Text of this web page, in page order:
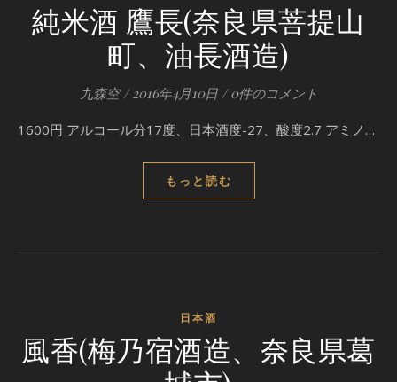
純米酒 鷹長(奈良県菩提山
町、油長酒造)
九森空 / 2016年4月10日 / 0件のコメント
1600円 アルコール分17度、日本酒度-27、酸度2.7 アミノ…
もっと読む
日本酒
風香(梅乃宿酒造、奈良県葛